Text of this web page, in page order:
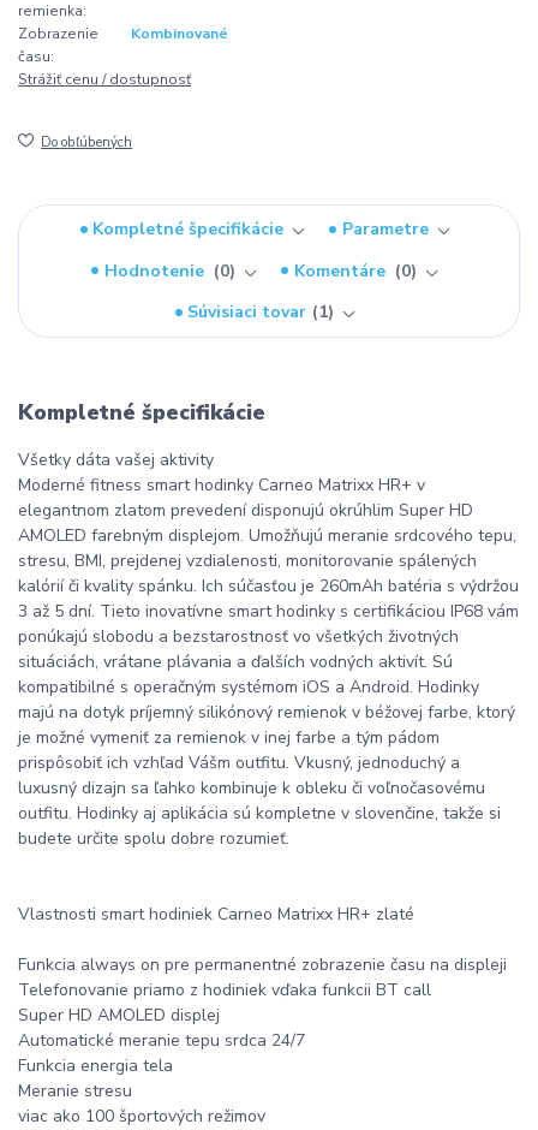
remienka:
Zobrazenie
času:
Kombinované
Strážiť cenu / dostupnosť
Do obľúbených
Kompletné špecifikácie
Parametre
Hodnotenie
0 Komentáre
0
Súvisiaci tovar
1
Kompletné špecifikácie
Všetky dáta vašej aktivity
Moderné fitness smart hodinky Carneo Matrixx HR+ v
elegantnom zlatom prevedení disponujú okrúhlim Super HD
AMOLED farebným displejom. Umožňujú meranie srdcového tepu,
stresu, BMI, prejdenej vzdialenosti, monitorovanie spálených
kalórií či kvality spánku. Ich súčasťou je 260mAh batéria s výdržou
3 až 5 dní. Tieto inovatívne smart hodinky s certifikáciou IP68 vám
ponúkajú slobodu a bezstarostnosť vo všetkých životných
situáciách, vrátane plávania a ďalších vodných aktivít. Sú
kompatibilné s operačným systémom iOS a Android. Hodinky
majú na dotyk príjemný silikónový remienok v béžovej farbe, ktorý
je možné vymeniť za remienok v inej farbe a tým pádom
prispôsobiť ich vzhľad Vášm outfitu. Vkusný, jednoduchý a
luxusný dizajn sa ľahko kombinuje k obleku či voľnočasovému
outfitu. Hodinky aj aplikácia sú kompletne v slovenčine, takže si
budete určite spolu dobre rozumieť.
Vlastnosti smart hodiniek Carneo Matrixx HR+ zlaté
Funkcia always on pre permanentné zobrazenie času na displeji
Telefonovanie priamo z hodiniek vďaka funkcii BT call
Super HD AMOLED displej
Automatické meranie tepu srdca 24/7
Funkcia energia tela
Meranie stresu
viac ako 100 športových režimov